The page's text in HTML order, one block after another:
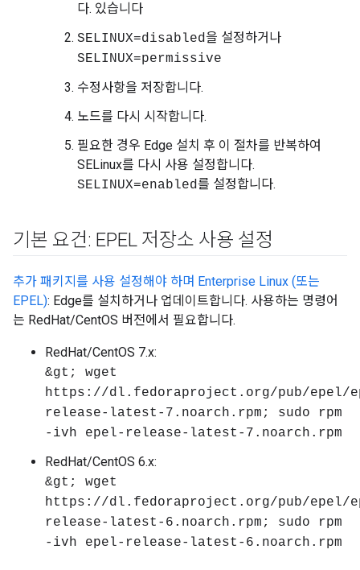
다. 있습니다
SELINUX=disabled을 설정하거나
SELINUX=permissive
수정사항을 저장합니다.
노드를 다시 시작합니다.
필요한 경우 Edge 설치 후 이 절차를 반복하여
SELinux를 다시 사용 설정합니다.
SELINUX=enabled를 설정합니다.
기본 요건: EPEL 저장소 사용 설정
추가 패키지를 사용 설정해야 하며 Enterprise Linux (또는
EPEL): Edge를 설치하거나 업데이트합니다. 사용하는 명령어
는 RedHat/CentOS 버전에서 필요합니다.
RedHat/CentOS 7.x:
&gt; wget
https://dl.fedoraproject.org/pub/epel/
release-latest-7.noarch.rpm; sudo rpm
-ivh epel-release-latest-7.noarch.rpm
RedHat/CentOS 6.x:
&gt; wget
https://dl.fedoraproject.org/pub/epel/
release-latest-6.noarch.rpm; sudo rpm
-ivh epel-release-latest-6.noarch.rpm